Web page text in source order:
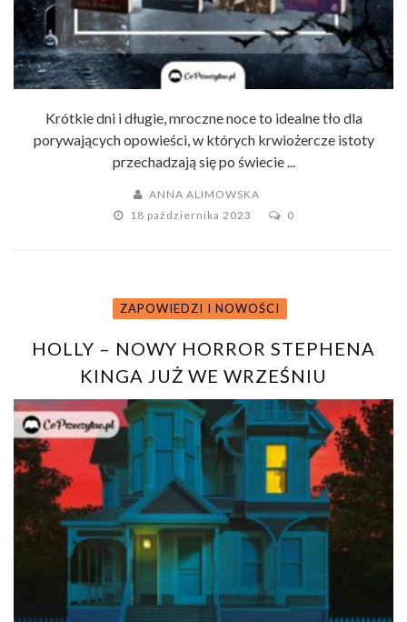
Krótkie dni i długie, mroczne noce to idealne tło dla
porywających opowieści, w których krwiożercze istoty
przechadzają się po świecie ...
ANNA ALIMOWSKA
18 października 2023
0
ZAPOWIEDZI I NOWOŚCI
HOLLY – NOWY HORROR STEPHENA
KINGA JUŻ WE WRZEŚNIU